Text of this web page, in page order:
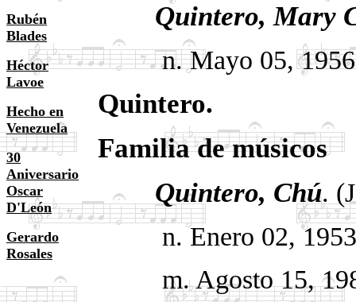
Rubén
Blades
Héctor
Lavoe
Hecho en
Venezuela
30
Aniversario
Oscar
D'León
Gerardo
Rosales
Quintero, Mary
n. Mayo 05, 1956.
Quintero.
Familia de músicos
Quintero, Chú.
n. Enero 02, 1953.
m. Agosto 15,